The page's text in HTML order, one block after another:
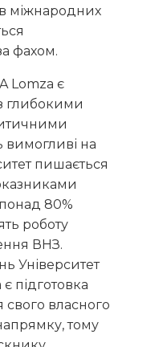
міжнародних
фахом.
Lomza є
глибокими
вимогливі на
пишається
80%
роботу
ВНЗ.
Університет
підготовка
власного
тому